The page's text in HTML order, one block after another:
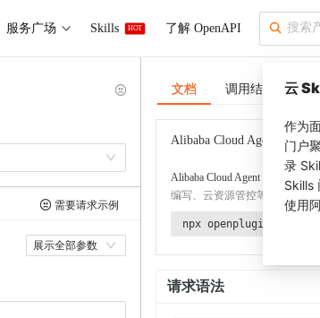
服务广场 Skills HOT 了解 OpenAPI
需要请求示例
展示全部参数
文档 调用结果
Alibaba Cloud Agent Toolkit
Alibaba Cloud Agent Toolkit
提
编写、云资源管控等能力。通过
npx openplugin
请求语法
云
作为
门户
录
Skills
使用